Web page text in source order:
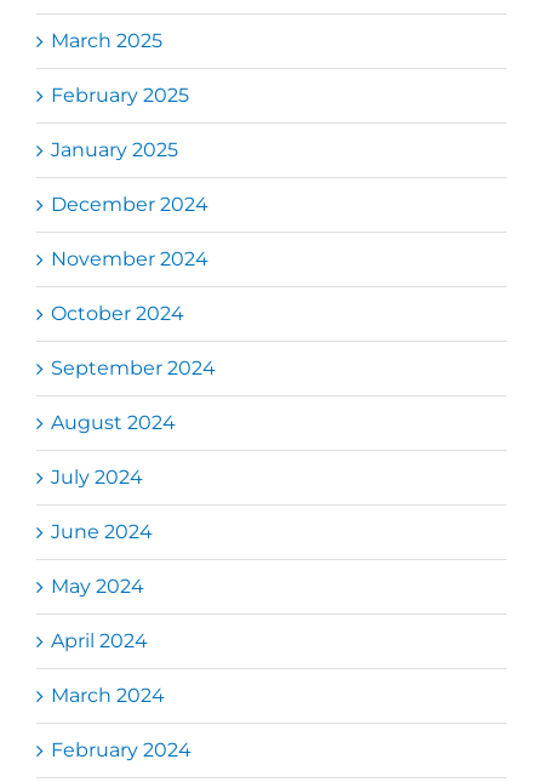
March 2025
February 2025
January 2025
December 2024
November 2024
October 2024
September 2024
August 2024
July 2024
June 2024
May 2024
April 2024
March 2024
February 2024